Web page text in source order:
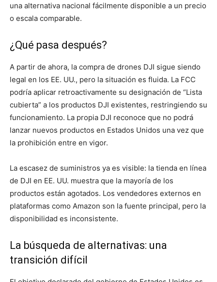
una alternativa nacional fácilmente disponible a un precio
o escala comparable.
¿Qué pasa después?
A partir de ahora, la compra de drones DJI sigue siendo
legal en los EE. UU., pero la situación es fluida. La FCC
podría aplicar retroactivamente su designación de “Lista
cubierta” a los productos DJI existentes, restringiendo su
funcionamiento. La propia DJI reconoce que no podrá
lanzar nuevos productos en Estados Unidos una vez que
la prohibición entre en vigor.
La escasez de suministros ya es visible: la tienda en línea
de DJI en EE. UU. muestra que la mayoría de los
productos están agotados. Los vendedores externos en
plataformas como Amazon son la fuente principal, pero la
disponibilidad es inconsistente.
La búsqueda de alternativas: una
transición difícil